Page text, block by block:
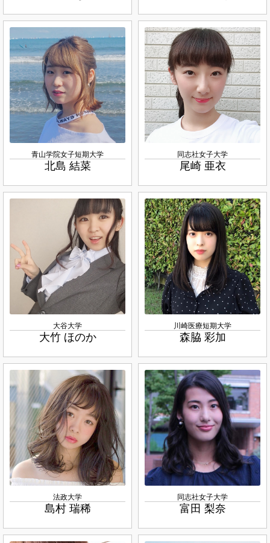
青山学院女子短期大学
北島 結菜
同志社女子大学
尾崎 亜衣
大谷大学
大竹 ほのか
川崎医療短期大学
森脇 彩加
法政大学
島村 瑞稀
同志社女子大学
富田 梨奈